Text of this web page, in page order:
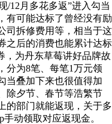
/12月多花多返”进入勾当
有可能达标了曾经没有励
司拆修费用等，相当于这
之后的消费也能累计达标
，为丹东草莓讲好品牌故
分为8笔、每笔1万元领
当叠加下来也很值得加
除夕节、春节等浩繁节
的部门就能返现，关于多
动领取对应返现金。